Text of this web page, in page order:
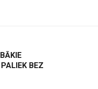
BEZ